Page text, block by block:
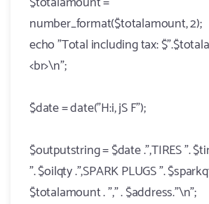
number_format($totalamount, 2);
echo "Total including tax:
<br>\n";
$date = date("H:i, jS F");
$outputstring = $date .",TIRES ".
". $oilqty .",SPARK PLUGS ".
$totalamount . "," . $address."\n";